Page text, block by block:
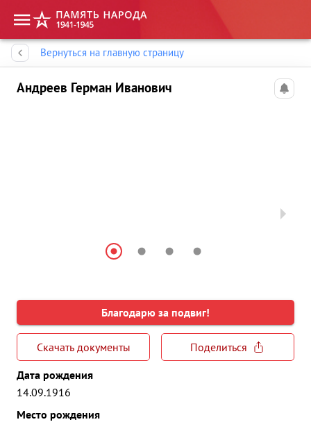
Вернуться на главную страницу
Андреев Герман Иванович
Благодарю за подвиг!
Скачать документы
Поделиться
Дата рождения
14.09.1916
Место рождения
Память народа